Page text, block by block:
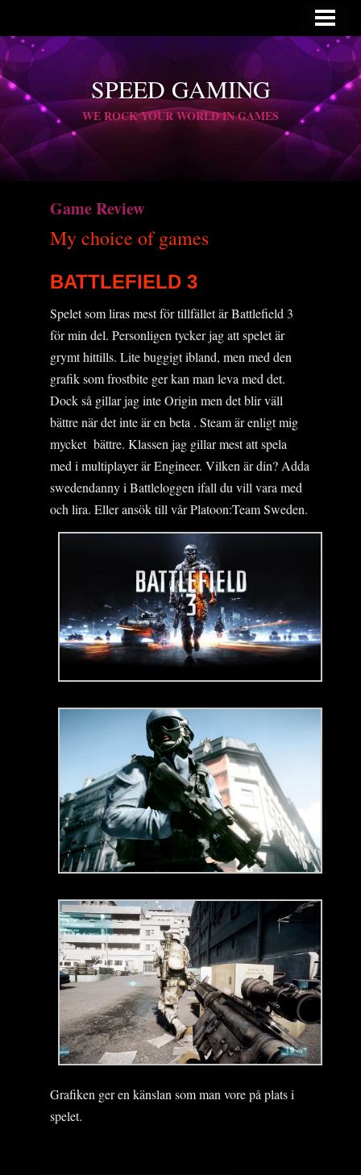
MEMBERS
GAME SERVERS
DANNYS CHOICE
VIDEOS
LINKS
SPEED GAMING
WE ROCK YOUR WORLD IN GAMES
Game Review
My choice of games
BATTLEFIELD 3
Spelet som liras mest för tillfället är Battlefield 3
för min del. Personligen tycker jag att spelet är
grymt hittills. Lite buggigt ibland, men med den
grafik som frostbite ger kan man leva med det.
Dock så gillar jag inte Origin men det blir väll
bättre när det inte är en beta . Steam är enligt mig
mycket bättre. Klassen jag gillar mest att spela
med i multiplayer är Engineer. Vilken är din? Adda
swedendanny i Battleloggen ifall du vill vara med
och lira. Eller ansök till vår Platoon:Team Sweden.
Grafiken ger en känslan som man vore på plats i
spelet.